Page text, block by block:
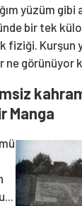
yüzüm gibi
bir tek
fiziği. Kurşun
ne görünüyor
Manga